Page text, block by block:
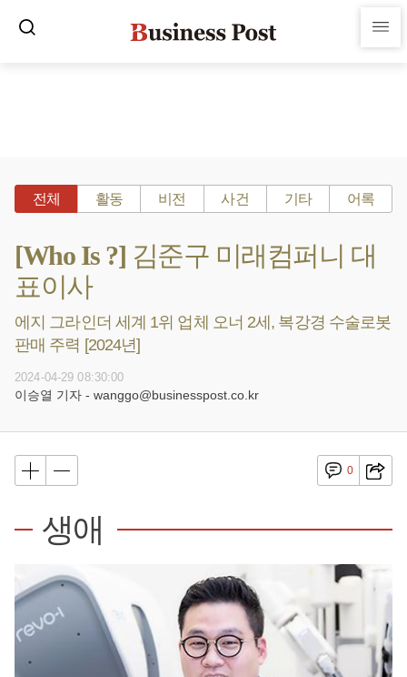
전체 활동 비전 사건 기타 어록
[Who Is ?] 김준구 미래컴퍼니 대
표이사
에지 그라인더 세계 1위 업체 오너 2세, 복강경 수술로봇
판매 주력 [2024년]
2024-04-29 08:30:00
이승열 기자 - wanggo@businesspost.co.kr
0
생애